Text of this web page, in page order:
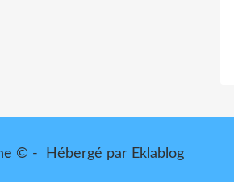
© - Hébergé par Eklablog